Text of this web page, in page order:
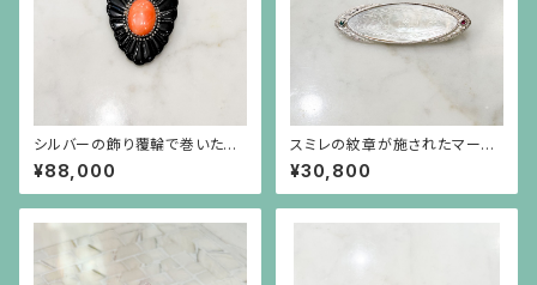
シルバーの飾り覆輪で巻いたオ
レンジ珊瑚とべっ甲のブローチ
¥88,000
スミレの紋章が施されたマーキ
ス型の白蝶貝、エメラルド、ルビ
ーのシルバーブローチ兼ペンダ
ント
¥30,800